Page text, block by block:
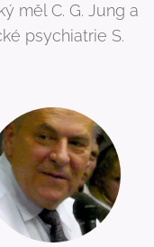
měl C. G. Jung a
psychiatrie S.